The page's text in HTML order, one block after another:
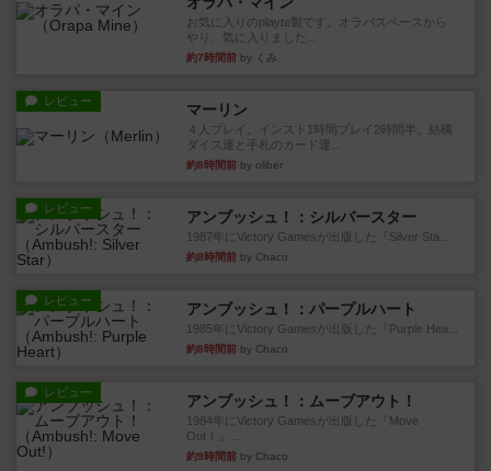
お気に入りのplayte製です。オラパスペースから
やり、気に入りました...
約7時間前 by くみ
レビュー マーリン
４人プレイ。インスト1時間プレイ2時間半。結構
ダイス運と手札のカード運...
約8時間前 by oliber
レビュー アンブッシュ！：シルバースター
1987年にVictory Gamesが出版した『Silver Sta...
約8時間前 by Chaco
レビュー アンブッシュ！：パープルハート
1985年にVictory Gamesが出版した『Purple Hea...
約8時間前 by Chaco
レビュー アンブッシュ！：ムーブアウト！
1984年にVictory Gamesが出版した『Move
Out！』...
約9時間前 by Chaco